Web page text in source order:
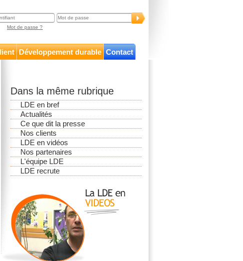
Mot de passe ?
Développement durable Contact
Dans la même rubrique
LDE en bref
Actualités
Ce que dit la presse
Nos clients
LDE en vidéos
Nos partenaires
L'équipe LDE
LDE recrute